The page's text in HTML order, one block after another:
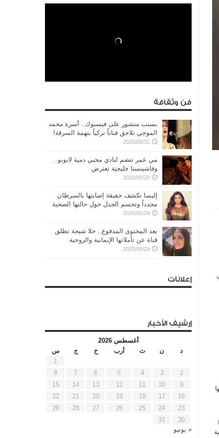
فن وثقافة
بسبب منشور على فيسبوك.. أسرة محمد
الموجي تلاحق فناناً تركياً بتهمة السرقة!
2025/05/31
مي عمر تنضم لنادي محبي دمية لابوبو..
وفاشينستا خليجية تعترض
2025/05/29
إليسا تكشف حقيقة إصابتها بالسرطان
مجدداً وتحسم الجدل حول حالتها الصحية
2025/05/29
بعد المحتوى المدفوع.. حلا شيحة تطلق
قناة عن تأملاتها الإيمانية والروحية
2025/05/29
إعلانات
إرشيف الأخبار
أغسطس 2026
د
ن ث أرب خ ج
س
1
2
3
4
5
6
7
8
9
10
11
12
13
14
15
16
17
18
19
20
21
22
23
24
25
26
27
28
29
30
31
« يونيو